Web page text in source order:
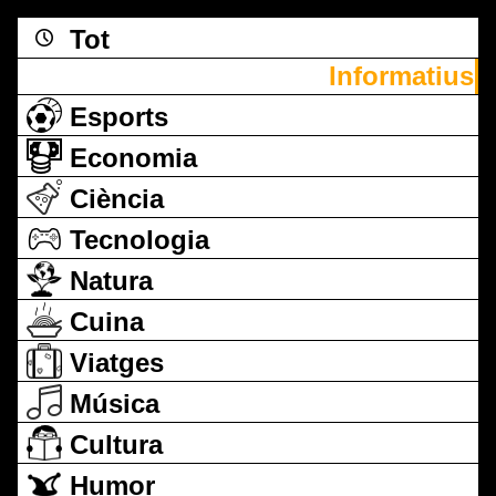
Tot
Informatius
Esports
Economia
Ciència
Tecnologia
Natura
Cuina
Viatges
Música
Cultura
Humor